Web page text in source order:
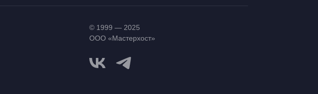
© 1999 — 2025
ООО «Мастерхост»